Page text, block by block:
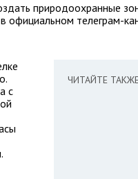
природоохранные
телеграм-
ЧИТАЙТЕ
с